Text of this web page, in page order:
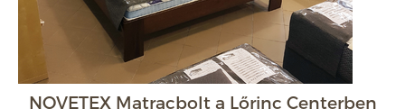
NOVETEX Matracbolt a Lőrinc Centerben